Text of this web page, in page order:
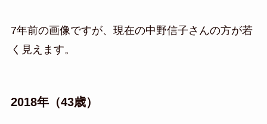
7年前の画像ですが、現在の中野信子さんの方が若
く見えます。
2018年（43歳）